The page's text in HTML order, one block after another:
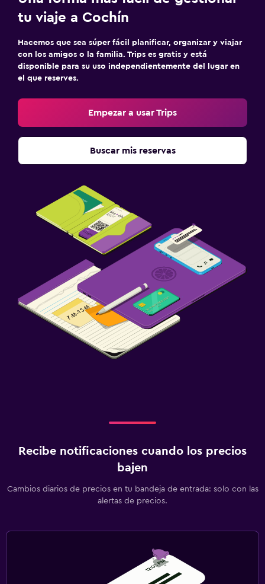
tu viaje a Cochín
Hacemos que sea súper fácil planificar, organizar y viajar
con los amigos o la familia. Trips es gratis y está
disponible para su uso independientemente del lugar en
el que reserves.
Empezar a usar Trips
Buscar mis reservas
Recibe notificaciones cuando los precios
bajen
Cambios diarios de precios en tu bandeja de entrada: solo con las
alertas de precios.